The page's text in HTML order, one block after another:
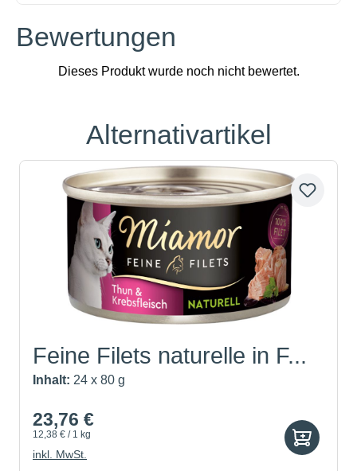
Bewertungen
Produktgalerie überspringen
Alternativartikel
Feine Filets naturelle in F...
Inhalt: 24 x 80 g
23,76 €
12,38 € / 1 kg
inkl. MwSt.